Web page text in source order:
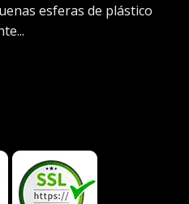
esferas de plástico